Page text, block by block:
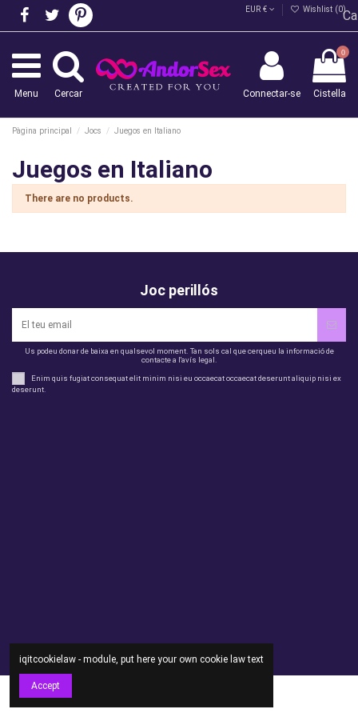
EUR € Wishlist (0)
Menu Cercar Connectar-se
0
Cistella
Pàgina principal Jocs Juegos en Italiano
Juegos en Italiano
There are no products.
Joc perillós
Us podeu donar de baixa en qualsevol moment. Tan sols cal que cerqueu la informació de
contacte a l'avís legal.
Enim quis fugiat consequat elit minim nisi eu occaecat occaecat deserunt aliquip nisi ex
deserunt.
iqitcookielaw - module, put here your own cookie law text
Accept